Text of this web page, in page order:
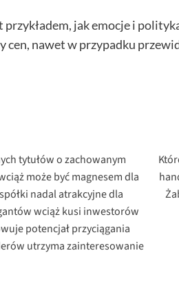
jak emocje i
nawet w przypadku
tytułów o zachowanym
może być magnesem dla
nadal atrakcyjne dla
wciąż kusi inwestorów
potencjał przyciągania
utrzyma zainteresowanie